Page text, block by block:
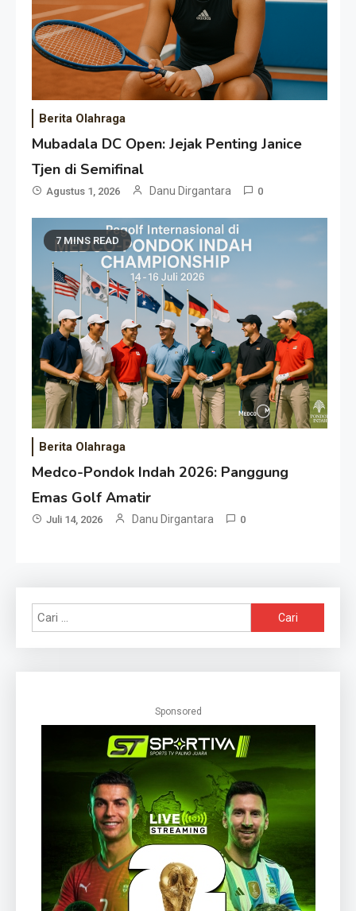
Berita Olahraga
Mubadala DC Open: Jejak Penting Janice
Tjen di Semifinal
Agustus 1, 2026 Danu Dirgantara 0
7 MINS READ
Berita Olahraga
Medco-Pondok Indah 2026: Panggung
Emas Golf Amatir
Juli 14, 2026 Danu Dirgantara 0
untuk:
Sponsored